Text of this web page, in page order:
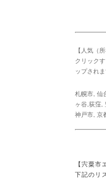
【人気（
クリック
ップされ
札幌市 仙
ヶ谷,荻窪
神戸市 京
【宍粟市
下記のリ